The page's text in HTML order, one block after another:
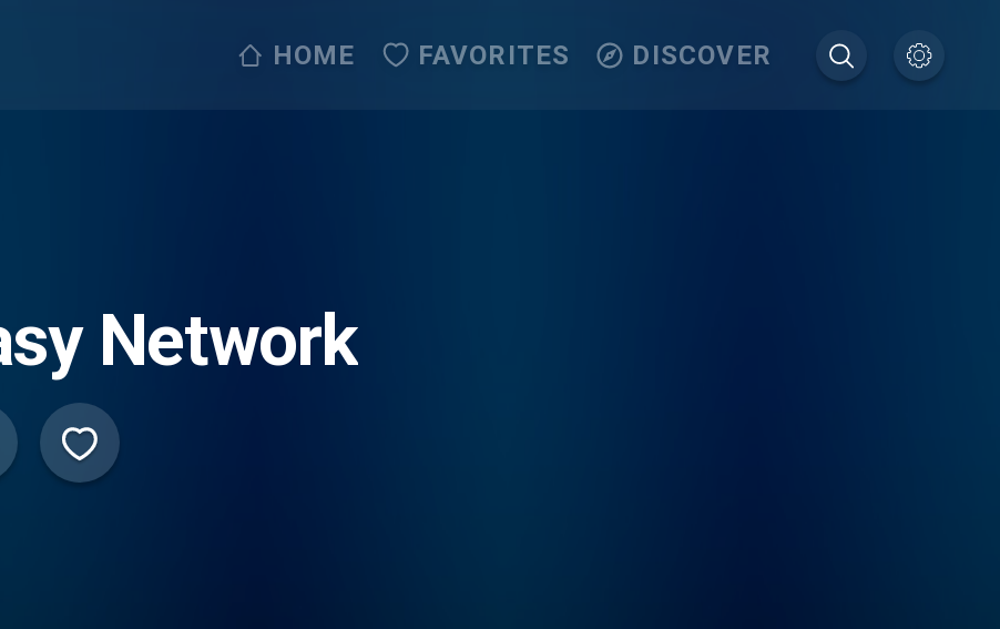
HOME FAVORITES DISCOVER
Network